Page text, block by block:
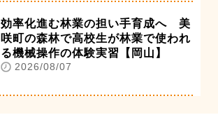
効率化進む林業の担い手育成へ 美
咲町の森林で高校生が林業で使われ
る機械操作の体験実習【岡山】
2026/08/07